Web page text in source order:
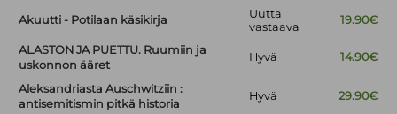
Akuutti - Potilaan käsikirja
Uutta
vastaava
19.90€
ALASTON JA PUETTU. Ruumiin ja
uskonnon ääret
Hyvä 14.90€
Aleksandriasta Auschwitziin :
antisemitismin pitkä historia
Hyvä 29.90€